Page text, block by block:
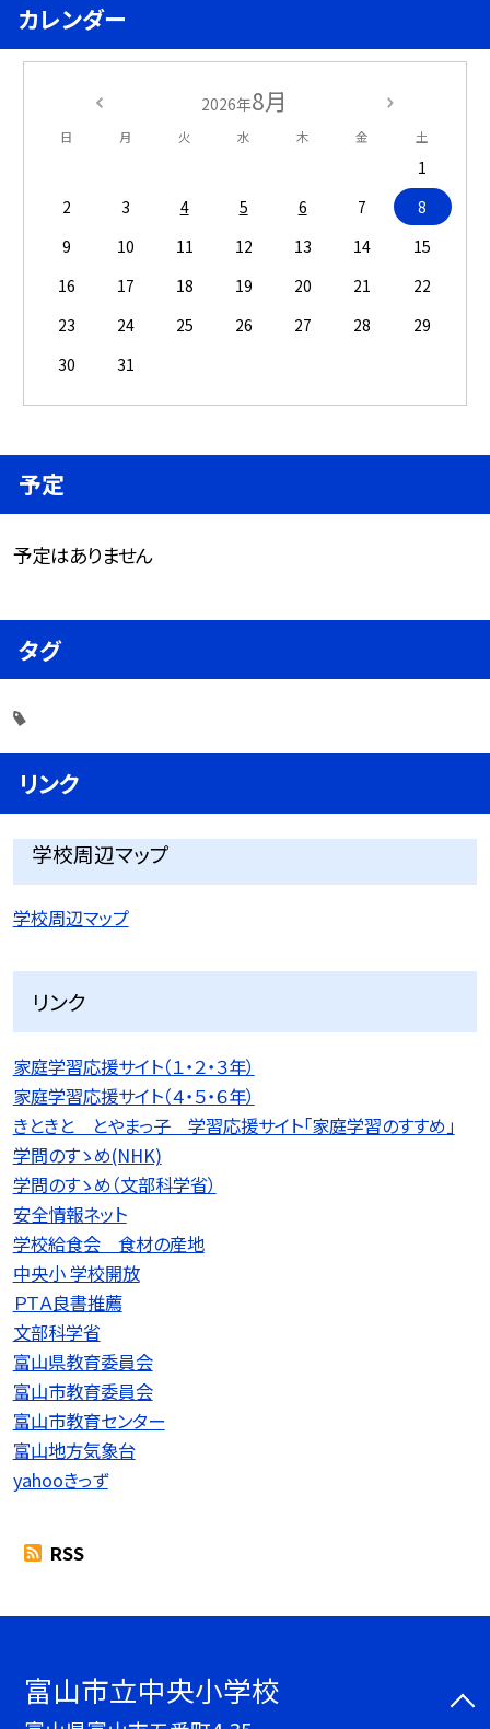
カレンダー
2026年8月
日 月 火 水 木 金 土
1
2
3 4 5 6 7
8
9
10 11 12 13 14
15
16
17 18 19 20 21
22
23
24 25 26 27 28
29
30
31
予定
予定はありません
タグ
リンク
学校周辺マップ
学校周辺マップ
リンク
家庭学習応援サイト（１・２・３年）
家庭学習応援サイト（４・５・６年）
きときと とやまっ子 学習応援サイト「家庭学習のすすめ」
学問のすゝめ(NHK)
学問のすゝめ（文部科学省）
安全情報ネット
学校給食会 食材の産地
中央小 学校開放
ＰＴＡ良書推薦
文部科学省
富山県教育委員会
富山市教育委員会
富山市教育センター
富山地方気象台
yahooきっず
RSS
富山市立中央小学校